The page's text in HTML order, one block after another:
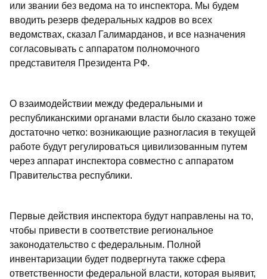
или звании без ведома на то инспектора. Мы будем
вводить резерв федеральных кадров во всех
ведомствах, сказал Галимарданов, и все назначения
согласовывать с аппаратом полномочного
представителя Президента РФ.
О взаимодействии между федеральными и
республиканскими органами власти было сказано тоже
достаточно четко: возникающие разногласия в текущей
работе будут регулироваться цивилизованным путем
через аппарат инспектора совместно с аппаратом
Правительства республики.
Первые действия инспектора будут направлены на то,
чтобы привести в соответствие региональное
законодательство с федеральным. Полной
инвентаризации будет подвергнута также сфера
ответственности федеральной власти, которая выявит,